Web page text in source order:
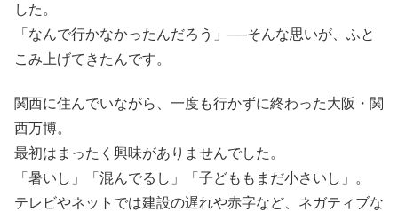
した。
「なんで行かなかったんだろう」──そんな思いが、ふと
こみ上げてきたんです。
関西に住んでいながら、一度も行かずに終わった大阪・関
西万博。
最初はまったく興味がありませんでした。
「暑いし」「混んでるし」「子どももまだ小さいし」。
テレビやネットでは建設の遅れや赤字など、ネガティブな